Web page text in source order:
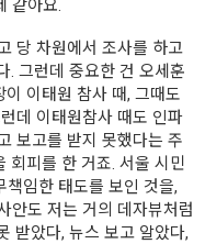
같아요.
당 차원에서 조사를 하고
. 그런데 중요한 건 오세훈
이태원 참사 때, 그때도
데 이태원참사 때도 인파
보고를 받지 못했다는 주
회피를 한 거죠. 서울 시민
임한 태도를 보인 것을,
안도 저는 거의 데자뷰처럼
받았다, 뉴스 보고 알았다,